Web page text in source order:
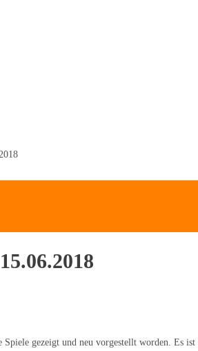
gezeigt und neu vorgestellt worden. Es